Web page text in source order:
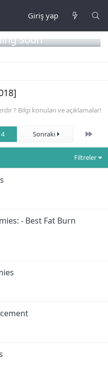
Giriş yap
Soon
? Bilgi konuları ve açıklamalar!
Sonraki Son
Filtreler
- Best Fat Burn